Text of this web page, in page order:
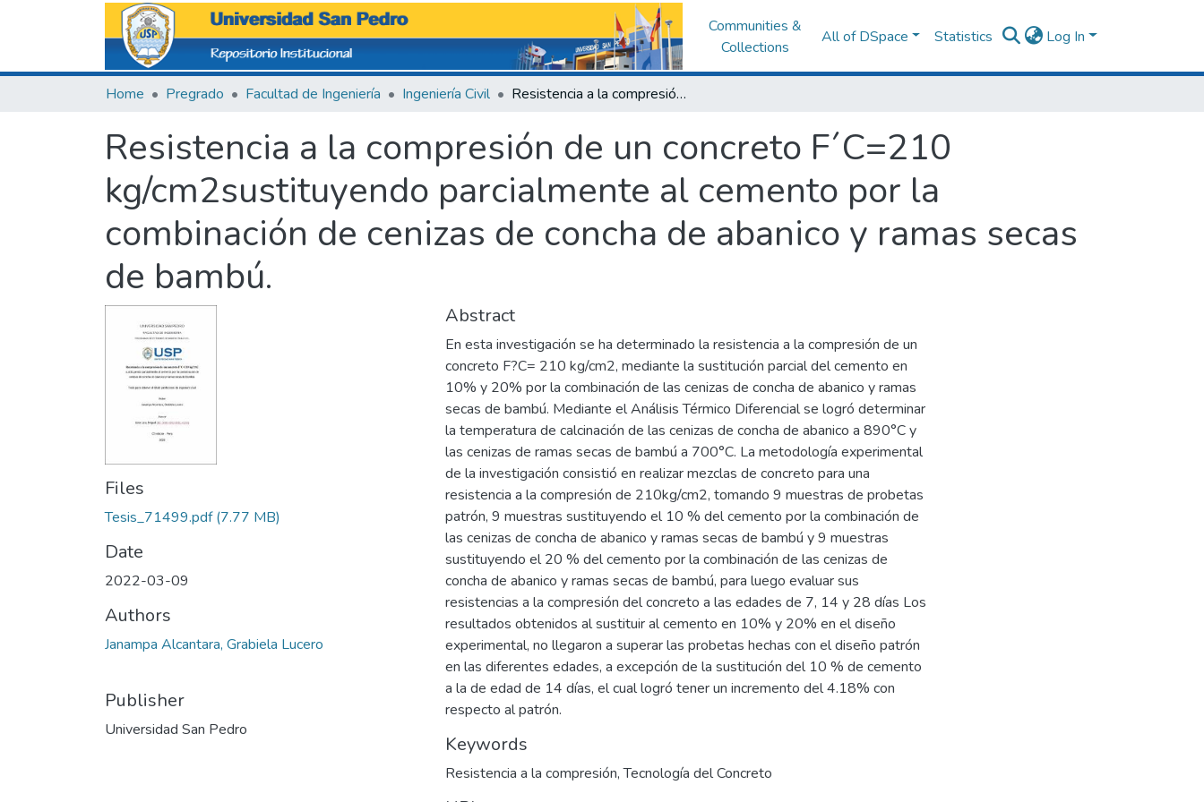
Communities &
Collections
All of DSpace Statistics Log In
Home Pregrado Facultad de Ingeniería Ingeniería Civil Resistencia a la compresión de un concreto F´C=210 kg/cm2sustituyendo parcialmente al cemento por la combinación de cenizas de concha de abanico y ramas secas de bambú.
Resistencia a la compresión de un concreto F´C=210
kg/cm2sustituyendo parcialmente al cemento por la
combinación de cenizas de concha de abanico y ramas secas
de bambú.
Files
Tesis_71499.pdf(7.77 MB)
Date
2022-03-09
Authors
Janampa Alcantara, Grabiela Lucero
Publisher
Universidad San Pedro
Abstract
En esta investigación se ha determinado la resistencia a la compresión de un
concreto F?C= 210 kg/cm2, mediante la sustitución parcial del cemento en
10% y 20% por la combinación de las cenizas de concha de abanico y ramas
secas de bambú. Mediante el Análisis Térmico Diferencial se logró determinar
la temperatura de calcinación de las cenizas de concha de abanico a 890°C y
las cenizas de ramas secas de bambú a 700°C. La metodología experimental
de la investigación consistió en realizar mezclas de concreto para una
resistencia a la compresión de 210kg/cm2, tomando 9 muestras de probetas
patrón, 9 muestras sustituyendo el 10 % del cemento por la combinación de
las cenizas de concha de abanico y ramas secas de bambú y 9 muestras
sustituyendo el 20 % del cemento por la combinación de las cenizas de
concha de abanico y ramas secas de bambú, para luego evaluar sus
resistencias a la compresión del concreto a las edades de 7, 14 y 28 días Los
resultados obtenidos al sustituir al cemento en 10% y 20% en el diseño
experimental, no llegaron a superar las probetas hechas con el diseño patrón
en las diferentes edades, a excepción de la sustitución del 10 % de cemento
a la de edad de 14 días, el cual logró tener un incremento del 4.18% con
respecto al patrón.
Keywords
Resistencia a la compresión,Tecnología del Concreto